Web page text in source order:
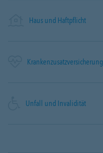
Haus und Haftpflicht
Krankenzusatzversicherung
Unfall und Invalidität